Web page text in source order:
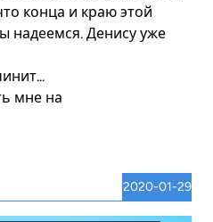
конца и краю этой
надеемся. Денису уже
мне на
2020-01-29